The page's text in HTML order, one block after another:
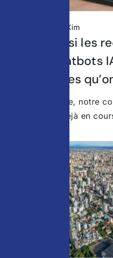
Kim
Étude : et si les
sur les chatbots
importantes
Chez Stratedge, notre
invisible est déjà en